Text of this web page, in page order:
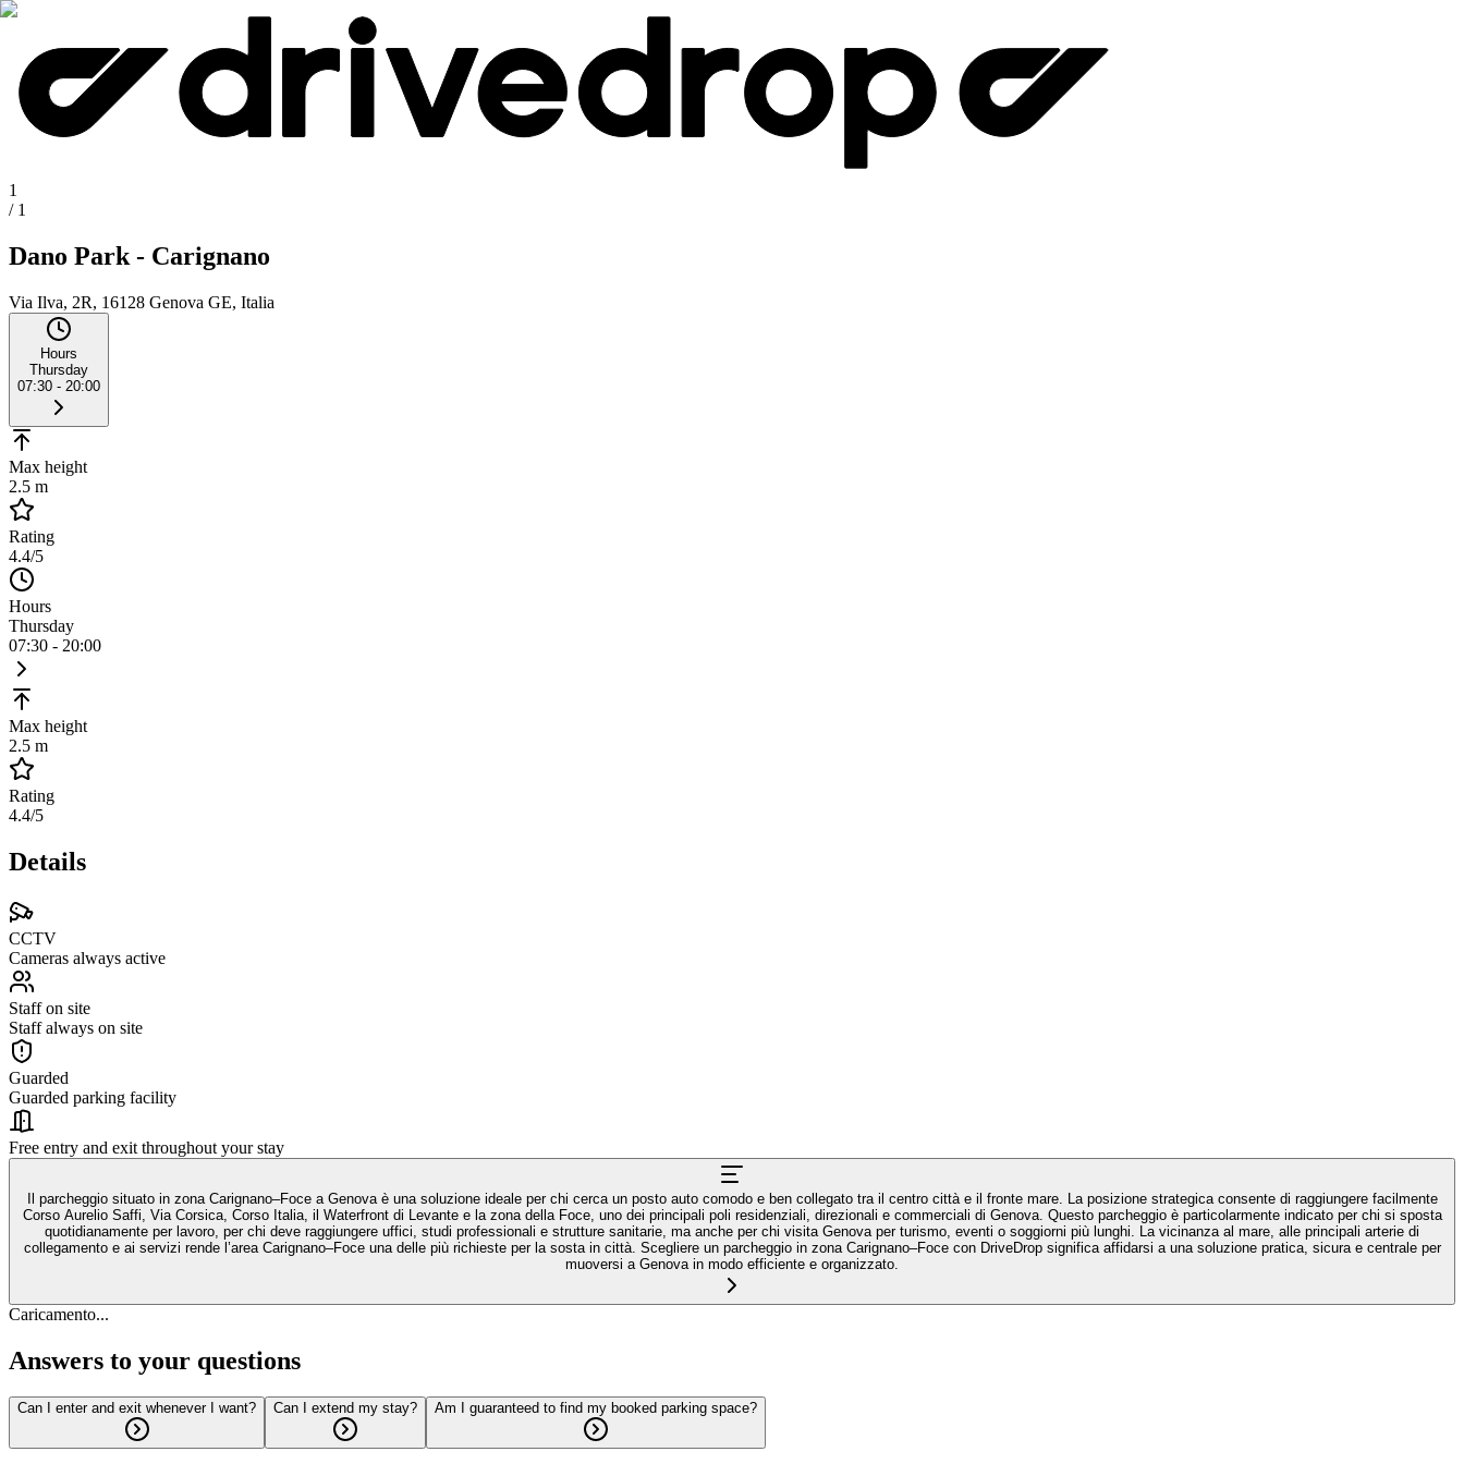
1
/ 1
Dano Park - Carignano
Via Ilva, 2R, 16128 Genova GE, Italia
Hours
Thursday
07:30 - 20:00
Max height
2.5 m
Rating
4.4/5
Hours
Thursday
07:30 - 20:00
Max height
2.5 m
Rating
4.4/5
Details
CCTV
Cameras always active
Staff on site
Staff always on site
Guarded
Guarded parking facility
Free entry and exit throughout your stay
Il parcheggio situato in zona Carignano–Foce a Genova è una soluzione ideale per chi cerca un posto auto comodo e ben collegato tra il centro città e il fronte mare. La posizione strategica consente di raggiungere facilmente
Corso Aurelio Saffi, Via Corsica, Corso Italia, il Waterfront di Levante e la zona della Foce, uno dei principali poli residenziali, direzionali e commerciali di Genova. Questo parcheggio è particolarmente indicato per chi si sposta
quotidianamente per lavoro, per chi deve raggiungere uffici, studi professionali e strutture sanitarie, ma anche per chi visita Genova per turismo, eventi o soggiorni più lunghi. La vicinanza al mare, alle principali arterie di
collegamento e ai servizi rende l’area Carignano–Foce una delle più richieste per la sosta in città. Scegliere un parcheggio in zona Carignano–Foce con DriveDrop significa affidarsi a una soluzione pratica, sicura e centrale per
muoversi a Genova in modo efficiente e organizzato.
Caricamento...
Answers to your questions
Can I enter and exit whenever I want? Can I extend my stay? Am I guaranteed to find my booked parking space?